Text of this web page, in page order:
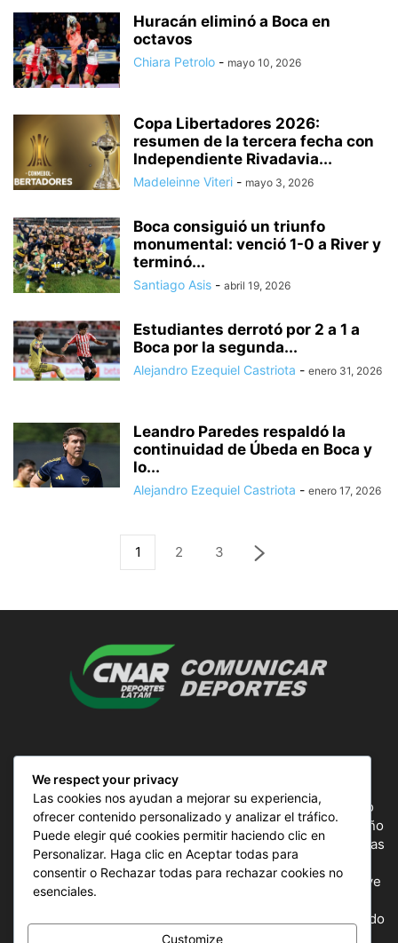
Huracán eliminó a Boca en
octavos
Chiara Petrolo - mayo 10, 2026
Copa Libertadores 2026:
resumen de la tercera fecha con
Independiente Rivadavia...
Madeleinne Viteri - mayo 3, 2026
Boca consiguió un triunfo
monumental: venció 1-0 a River y
terminó...
Santiago Asis - abril 19, 2026
Estudiantes derrotó por 2 a 1 a
Boca por la segunda...
Alejandro Ezequiel Castriota - enero 31, 2026
Leandro Paredes respaldó la
continuidad de Úbeda en Boca y
lo...
Alejandro Ezequiel Castriota - enero 17, 2026
1 2 3
ComunicAr Deportes es un proyecto de noticias creado
por el director y Productor argentino Ale Gordillo en el año
2018, perteneciente a CnAr Latam y MS Interactiva noticias
deportivas de todo el continente latinoamericano y el
mundo, todos los deportes en un solo sitio, donde se vive
la pasión por esta actividad, nuestros periodistas
capacitados para mostrar la información precisa del mundo
deportivo.
We respect your privacy
Las cookies nos ayudan a mejorar su experiencia,
ofrecer contenido personalizado y analizar el tráfico.
Puede elegir qué cookies permitir haciendo clic en
Personalizar. Haga clic en Aceptar todas para
consentir o Rechazar todas para rechazar cookies no
esenciales.
Customize